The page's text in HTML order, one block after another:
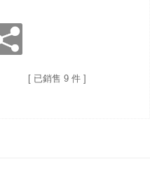
[ 已銷售 9 件 ]